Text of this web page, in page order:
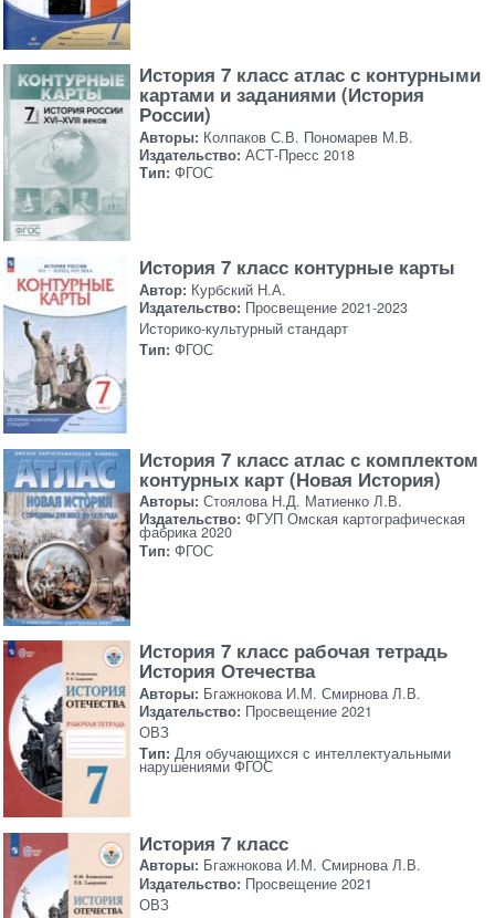
История 7 класс атлас с контурными
картами и заданиями (История
России)
Авторы: Колпаков С.В. Пономарев М.В.
Издательство: АСТ-Пресс 2018
Тип: ФГОС
История 7 класс контурные карты
Автор: Курбский Н.А.
Издательство: Просвещение 2021-2023
Историко-культурный стандарт
Тип: ФГОС
История 7 класс атлас с комплектом
контурных карт (Новая История)
Авторы: Стоялова Н.Д. Матиенко Л.В.
Издательство: ФГУП Омская картографическая
фабрика 2020
Тип: ФГОС
История 7 класс рабочая тетрадь
История Отечества
Авторы: Бгажнокова И.М. Смирнова Л.В.
Издательство: Просвещение 2021
ОВЗ
Тип: Для обучающихся с интеллектуальными
нарушениями ФГОС
История 7 класс
Авторы: Бгажнокова И.М. Смирнова Л.В.
Издательство: Просвещение 2021
ОВЗ